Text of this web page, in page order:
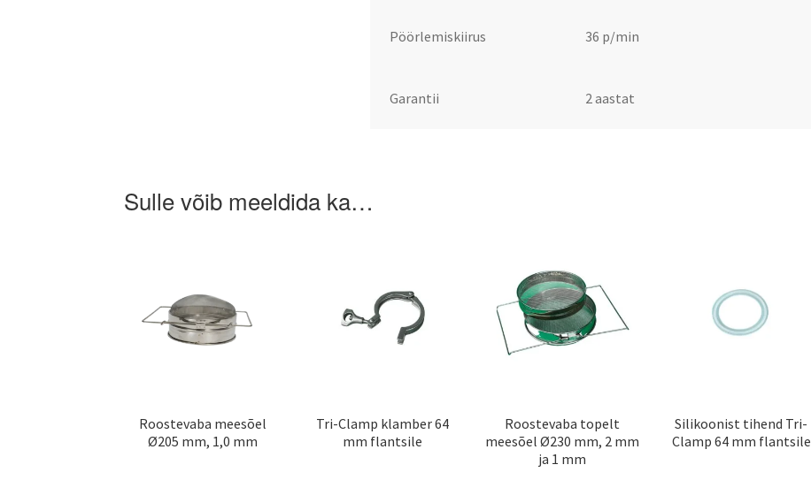
Pöörlemiskiirus 36 p/min
Garantii 2 aastat
Sulle võib meeldida ka…
Roostevaba meesõel
Ø205 mm, 1,0 mm
Tri-Clamp klamber 64
mm flantsile
Roostevaba topelt
meesõel Ø230 mm, 2 mm
ja 1 mm
Silikoonist tihend Tri-
Clamp 64 mm flantsile